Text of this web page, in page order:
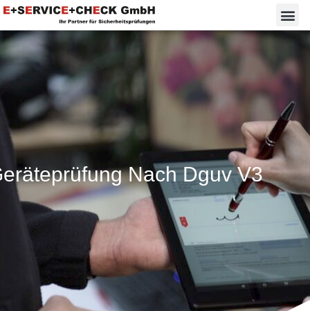
Nach Dguv V3